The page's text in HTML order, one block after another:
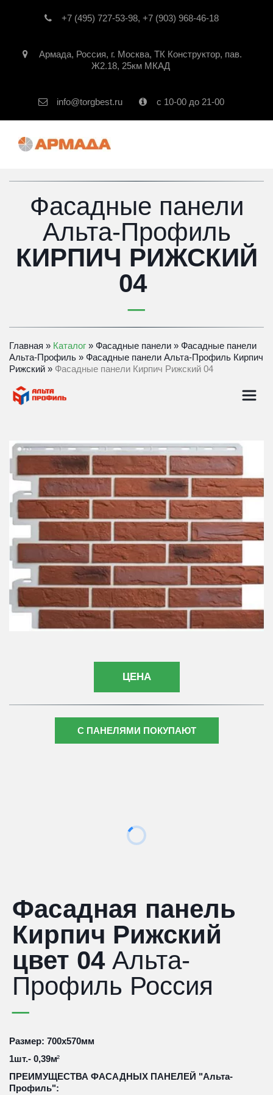
+7 (495) 727-53-98, +7 (903) 968-46-18
Армада, Россия, г. Москва, ТК Конструктор, пав.
Ж2.18, 25км МКАД
info@torgbest.ru с 10-00 до 21-00
Фасадные панели
Альта-Профиль
КИРПИЧ РИЖСКИЙ
04
Главная » Каталог » Фасадные панели » Фасадные панели
Альта-Профиль » Фасадные панели Альта-Профиль Кирпич
Рижский » Фасадные панели Кирпич Рижский 04
ЦЕНА
С ПАНЕЛЯМИ ПОКУПАЮТ
Фасадная панель
Кирпич Рижский
цвет 04 Альта-
Профиль Россия
Размер: 700х570мм
1шт.- 0,39м²
ПРЕИМУЩЕСТВА ФАСАДНЫХ ПАНЕЛЕЙ "Альта-
Профиль":